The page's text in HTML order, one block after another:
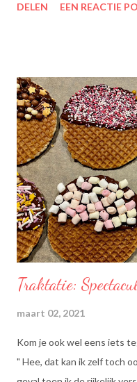
voor onze planeet,
DELEN EEN REACTIE
Traktatie:
maart 02, 2021
Kom je ook wel eens iets
" Hee, dat kan ik zelf toch